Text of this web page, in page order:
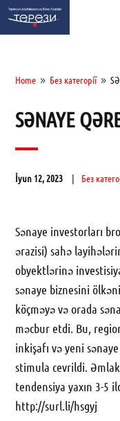
Home 9 Без категорії 9
SƏNAYE
İyun 12, 2023 Без
Sənaye investorları
ərazisi) sahə
obyektlərinə
sənaye biznesini
köçməyə və orada
məcbur etdi. Bu,
inkişafı və yeni
stimula cevrildi.
tendensiya yaxın 3-5
http://surl.li/hsgyj